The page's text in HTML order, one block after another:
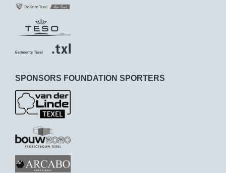
SPONSORS FOUNDATION SPORTERS